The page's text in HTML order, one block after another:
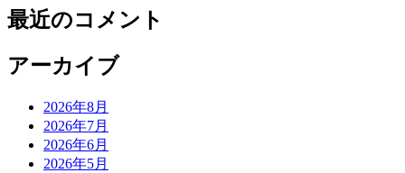
最近のコメント
アーカイブ
2026年8月
2026年7月
2026年6月
2026年5月